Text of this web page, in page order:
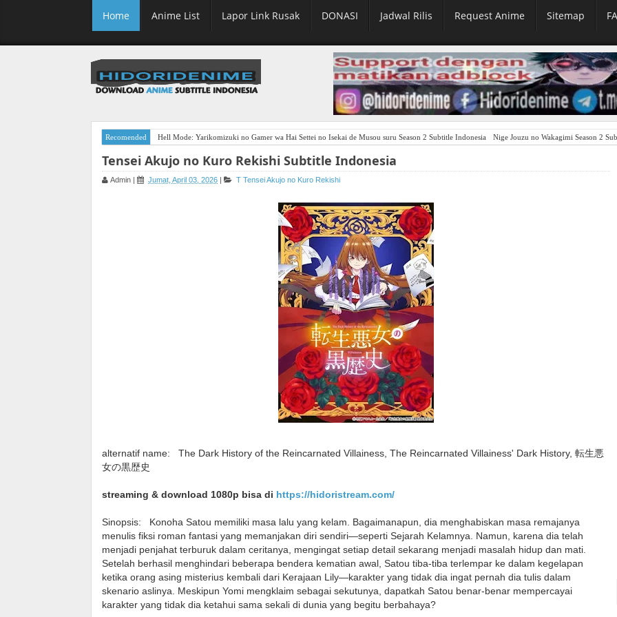
Home Anime List Lapor Link Rusak DONASI Jadwal Rilis Request Anime Sitemap
Recomended Hell Mode: Yarikomizuki no Gamer wa Hai Settei no Isekai de Musou suru Season 2 Subtitle Indonesia Nige Jouzu no Wakagimi Season 2
Tensei Akujo no Kuro Rekishi Subtitle Indonesia
Admin | Jumat, April 03, 2026 | T Tensei Akujo no Kuro Rekishi
alternatif name:
The Dark History of the Reincarnated Villainess, The Reincarnated Villainess' Dark History, 転生悪
女の黒歴史
streaming & download 1080p bisa di https://hidoristream.com/
Sinopsis:
Konoha Satou memiliki masa lalu yang kelam. Bagaimanapun, dia menghabiskan masa remajanya
menulis fiksi roman fantasi yang memanjakan diri sendiri—seperti Sejarah Kelamnya. Namun, karena dia telah
menjadi penjahat terburuk dalam ceritanya, mengingat setiap detail sekarang menjadi masalah hidup dan mati.
Setelah berhasil menghindari beberapa bendera kematian awal, Satou tiba-tiba terlempar ke dalam kegelapan
ketika orang asing misterius kembali dari Kerajaan Lily—karakter yang tidak dia ingat pernah dia tulis dalam
skenario aslinya. Meskipun Yomi mengklaim sebagai sekutunya, dapatkah Satou benar-benar mempercayai
karakter yang tidak dia ketahui sama sekali di dunia yang begitu berbahaya?